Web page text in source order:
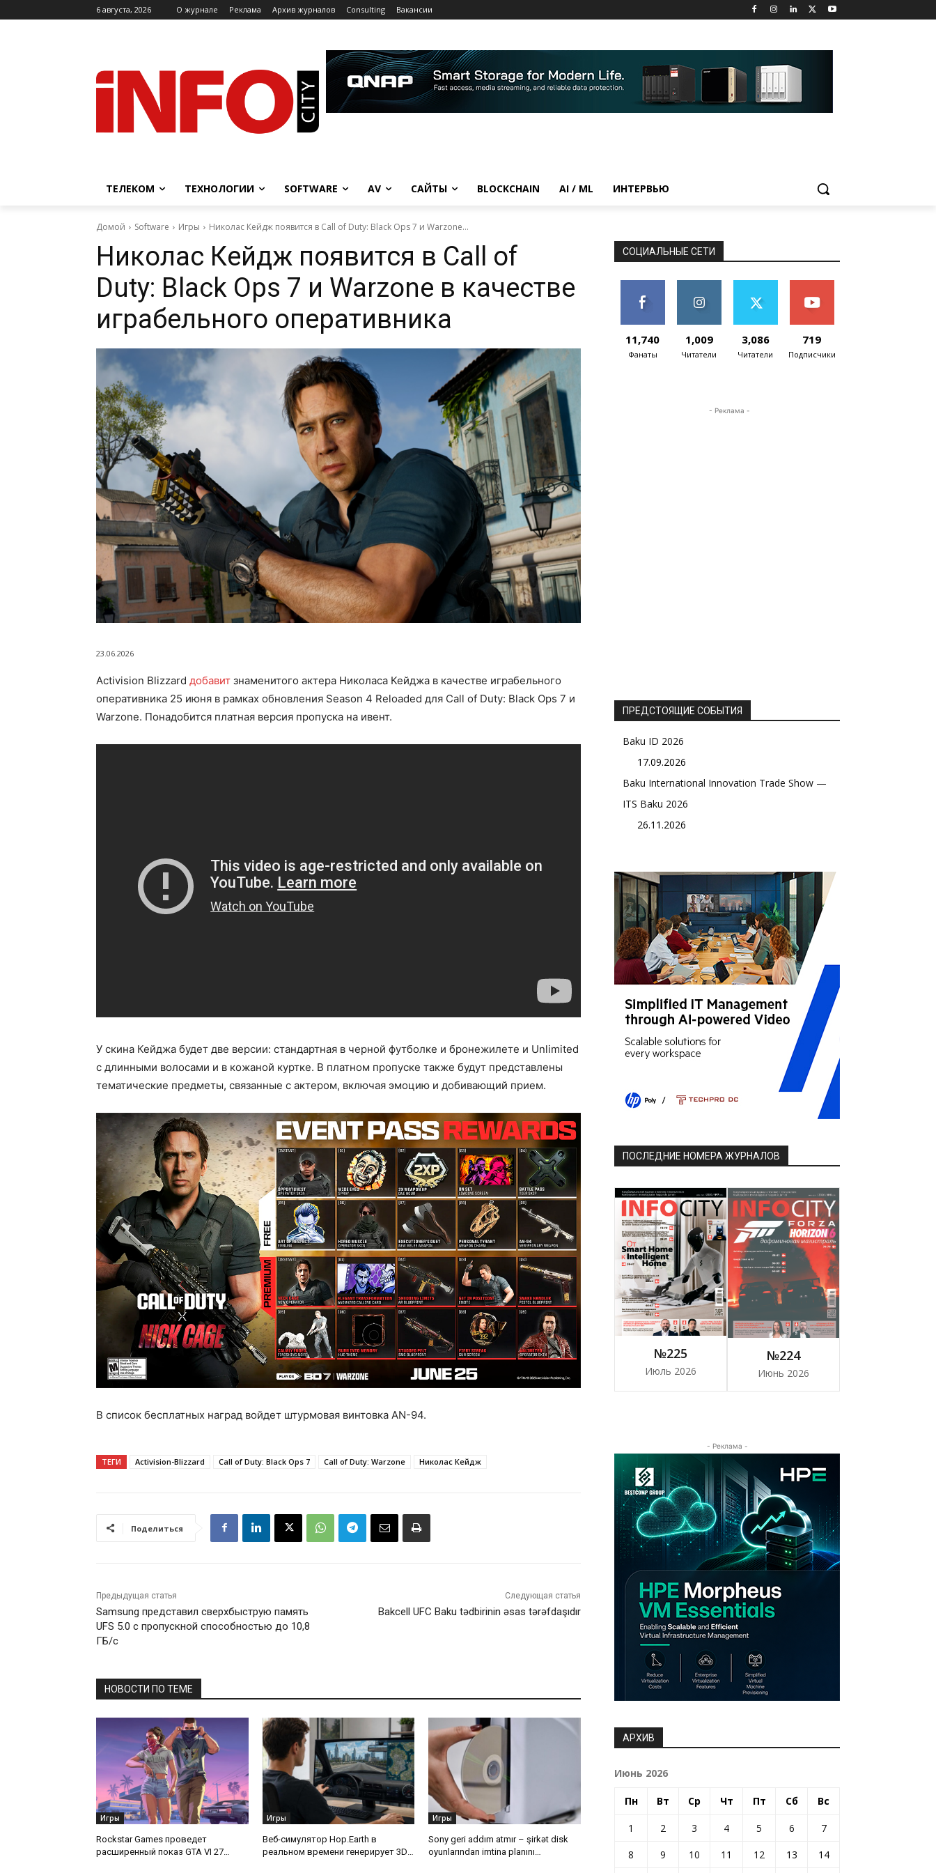
6 августа, 2026 O журнале Реклама Архив журналов Consulting Вакансии
ТЕЛЕКОМ ТЕХНОЛОГИИ SOFTWARE AV САЙТЫ BLOCKCHAIN AI / ML ИНТЕРВЬЮ
Домой Software Игры Николас Кейдж появится в Call of Duty: Black Ops 7 и Warzone...
Николас Кейдж появится в Call of
Duty: Black Ops 7 и Warzone в качестве
играбельного оперативника
23.06.2026
Activision Blizzard добавит знаменитого актера Николаса Кейджа в качестве играбельного
оперативника 25 июня в рамках обновления Season 4 Reloaded для Call of Duty: Black Ops 7 и
Warzone. Понадобится платная версия пропуска на ивент.
У скина Кейджа будет две версии: стандартная в черной футболке и бронежилете и Unlimited
с длинными волосами и в кожаной куртке. В платном пропуске также будут представлены
тематические предметы, связанные с актером, включая эмоцию и добивающий прием.
В список бесплатных наград войдет штурмовая винтовка AN-94.
ТЕГИ Activision-Blizzard Call of Duty: Black Ops 7 Call of Duty: Warzone Николас Кейдж
Поделиться
Предыдущая статья
Samsung представил сверхбыструю память
UFS 5.0 с пропускной способностью до 10,8
ГБ/с
Следующая статья
Bakcell UFC Baku tədbirinin əsas tərəfdaşıdır
НОВОСТИ ПО ТЕМЕ
Игры
Rockstar Games проведет
расширенный показ GTA VI 27
Игры
Веб-симулятор Hop.Earth в
реальном времени генерирует 3D-
Игры
Sony geri addım atmır – şirkət disk
oyunlarından imtina planını
СОЦИАЛЬНЫЕ СЕТИ
11,740
Фанаты
1,009
Читатели
3,086
Читатели
719
Подписчики
- Реклама -
ПРЕДСТОЯЩИЕ СОБЫТИЯ
Baku ID 2026
17.09.2026
Baku International Innovation Trade Show —
ITS Baku 2026
26.11.2026
ПОСЛЕДНИЕ НОМЕРА ЖУРНАЛОВ
№225
Июль 2026
№224
Июнь 2026
- Реклама -
АРХИВ
Июнь 2026
Пн Вт Ср Чт Пт Сб Вс
1 2 3 4 5 6
7
8
9 10 11 12 13 14